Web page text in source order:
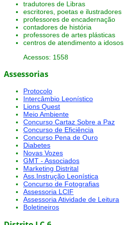
tradutores de Libras
escritores, poetas e ilustradores
professores de encadernação
contadores de história
professores de artes plásticas
centros de atendimento a idosos
Acessos: 1558
Assessorias
Protocolo
Intercâmbio Leonístico
Lions Quest
Meio Ambiente
Concurso Cartaz Sobre a Paz
Concurso de Eficiência
Concurso Pena de Ouro
Diabetes
Novas Vozes
GMT - Associados
Marketing Distrital
Ass.Instrução Leonística
Concurso de Fotografias
Assessoria LCIF
Assessoria Atividade de Leitura
Boletineiros